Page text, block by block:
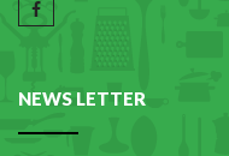
NEWS LETTER